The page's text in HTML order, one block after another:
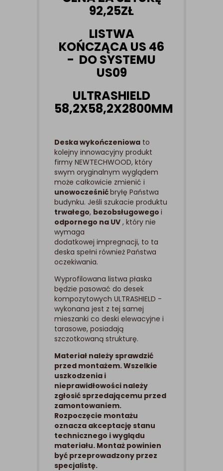
92,25ZŁ
LISTWA
KOŃCZĄCA US 46
- DO SYSTEMU
US09
ULTRASHIELD
58,2X58,2X2800MM
Deska wykończeniowa to
kolejny innowacyjny produkt
firmy NEWTECHWOOD, który
swym oryginalnym wyglądem
może całkowicie zmienić i
unowocześnićbryłę Państwa
budynku. Jeśli szukacie produktu
trwałego, bezobsługowego i
odpornego na UV , który nie
wymaga
dodatkowej impregnacji, to ta
deska spełni również Państwa
oczekiwania.
Wyprofilowana listwa płaska
będzie pasować do desek
kompozytowych ULTRASHIELD -
wykonana jest z tej samej
mieszanki co deski elewacyjne i
tarasowe, posiadają
szczotkowaną strukturę.
Materiał należy sprawdzić
przed montażem. Wszelkie
uszkodzenia i
nieprawidłowości należy
zgłosić sprzedającemu przed
zamontowaniem.
Rozpoczęcie montażu
oznacza akceptację stanu
technicznego i wyglądu
materiału. Montaż powinien
być przeprowadzony przez
specjalistę.